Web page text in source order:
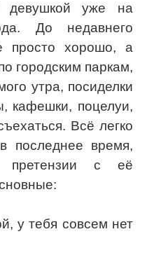
девушкой уже на
До недавнего
просто хорошо, а
городским паркам,
утра, посиделки
кафешки, поцелуи,
Всё легко
последнее время,
претензии с её
у тебя совсем нет